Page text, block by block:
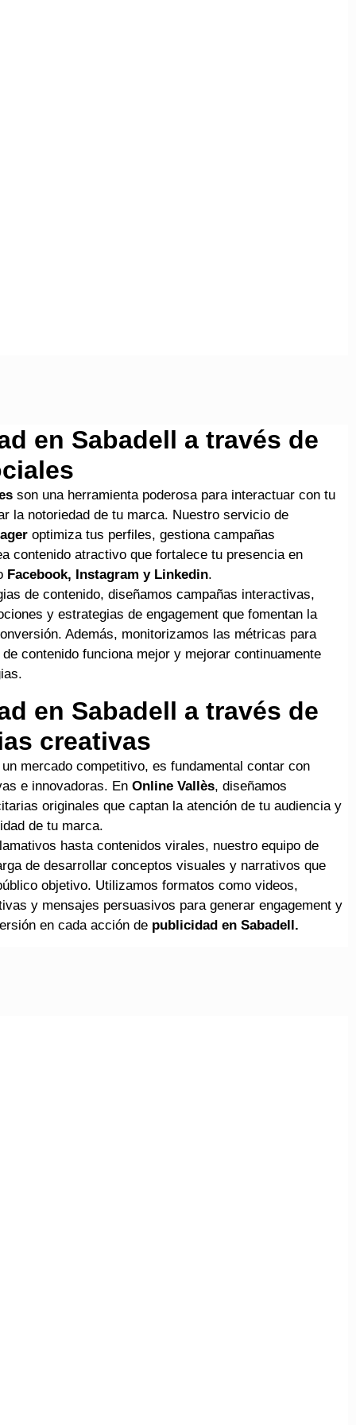
en Sabadell a través de
son una herramienta poderosa para interactuar con tu
la notoriedad de tu marca. Nuestro servicio de
optimiza tus perfiles, gestiona campañas
contenido atractivo que fortalece tu presencia en
Facebook, Instagram y Linkedin.
de contenido, diseñamos campañas interactivas,
y estrategias de engagement que fomentan la
Además, monitorizamos las métricas para
contenido funciona mejor y mejorar continuamente
en Sabadell a través de
creativas
mercado competitivo, es fundamental contar con
e innovadoras. En Online Vallès, diseñamos
originales que captan la atención de tu audiencia y
de tu marca.
hasta contenidos virales, nuestro equipo de
de desarrollar conceptos visuales y narrativos que
objetivo. Utilizamos formatos como videos,
y mensajes persuasivos para generar engagement y
en cada acción de publicidad en Sabadell.